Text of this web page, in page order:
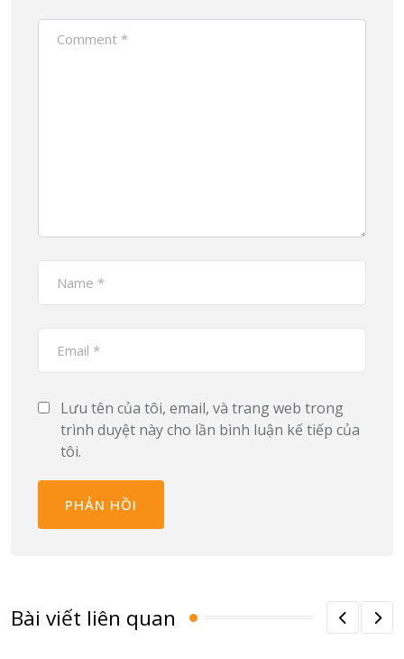
Lưu tên của tôi, email, và trang web trong
trình duyệt này cho lần bình luận kế tiếp của
tôi.
Bài viết liên quan